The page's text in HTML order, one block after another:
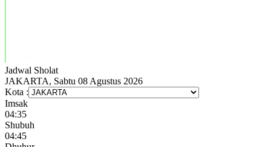
Jadwal Sholat
JAKARTA, Sabtu 08 Agustus 2026
Kota :
Imsak
04:35
Shubuh
04:45